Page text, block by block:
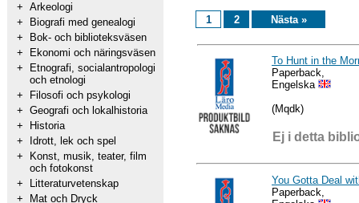
+ Arkeologi
+
Biografi med genealogi
+
Bok- och biblioteksväsen
+
Ekonomi och näringsväsen
+
Etnografi, socialantropologi
och etnologi
+
Filosofi och psykologi
+ Geografi och lokalhistoria
+
Historia
+
Idrott, lek och spel
+
Konst, musik, teater, film
och fotokonst
+
Litteraturvetenskap
+
Mat och Dryck
1 2 Nästa »
To Hunt in the
Paperback,
Engelska
(Mqdk)
Ej i detta
You Gotta Deal
Paperback,